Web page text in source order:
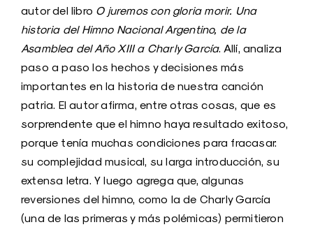
autor del libro O juremos con gloria morir. Una
historia del Himno Nacional Argentino, de la
Asamblea del Año XIII a Charly García. Allí, analiza
paso a paso los hechos y decisiones más
importantes en la historia de nuestra canción
patria. El autor afirma, entre otras cosas, que es
sorprendente que el himno haya resultado exitoso,
porque tenía muchas condiciones para fracasar:
su complejidad musical, su larga introducción, su
extensa letra. Y luego agrega que, algunas
reversiones del himno, como la de Charly García
(una de las primeras y más polémicas) permitieron